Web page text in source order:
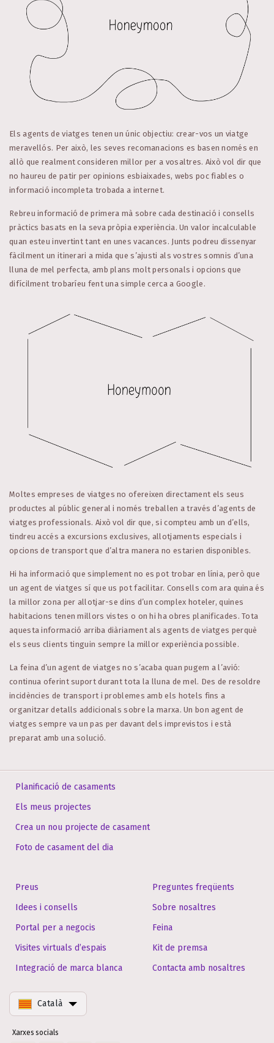
Els agents de viatges tenen un únic objectiu: crear-vos un viatge
meravellós. Per això, les seves recomanacions es basen només en
allò que realment consideren millor per a vosaltres. Això vol dir que
no haureu de patir per opinions esbiaixades, webs poc fiables o
informació incompleta trobada a internet.
Rebreu informació de primera mà sobre cada destinació i consells
pràctics basats en la seva pròpia experiència. Un valor incalculable
quan esteu invertint tant en unes vacances. Junts podreu dissenyar
fàcilment un itinerari a mida que s’ajusti als vostres somnis d’una
lluna de mel perfecta, amb plans molt personals i opcions que
difícilment trobaríeu fent una simple cerca a Google.
Moltes empreses de viatges no ofereixen directament els seus
productes al públic general i només treballen a través d’agents de
viatges professionals. Això vol dir que, si compteu amb un d’ells,
tindreu accés a excursions exclusives, allotjaments especials i
opcions de transport que d’altra manera no estarien disponibles.
Hi ha informació que simplement no es pot trobar en línia, però que
un agent de viatges sí que us pot facilitar. Consells com ara quina és
la millor zona per allotjar-se dins d’un complex hoteler, quines
habitacions tenen millors vistes o on hi ha obres planificades. Tota
aquesta informació arriba diàriament als agents de viatges perquè
els seus clients tinguin sempre la millor experiència possible.
La feina d’un agent de viatges no s’acaba quan pugem a l’avió:
continua oferint suport durant tota la lluna de mel. Des de resoldre
incidències de transport i problemes amb els hotels fins a
organitzar detalls addicionals sobre la marxa. Un bon agent de
viatges sempre va un pas per davant dels imprevistos i està
preparat amb una solució.
Planificació de casaments
Els meus projectes
Crea un nou projecte de casament
Foto de casament del dia
Preus
Idees i consells
Portal per a negocis
Visites virtuals d’espais
Integració de marca blanca
Preguntes freqüents
Sobre nosaltres
Feina
Kit de premsa
Contacta amb nosaltres
Català
Xarxes socials